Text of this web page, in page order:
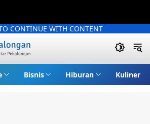
CONTINUE WITH CONTENT
Bisnis Hiburan Kuliner